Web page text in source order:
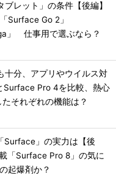
ブレット」の条件【後編】
Surface Go 2」
」 仕事用で選ぶなら？
十分、アプリやウイルス対
Surface Pro 4を比較、熱心
たそれぞれの機能は？
Surface」の実力は【後
「Surface Pro 8」の気に
起爆剤か？